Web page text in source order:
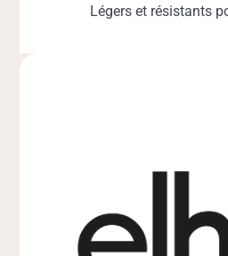
Légers et résistants